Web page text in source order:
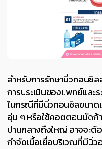
สำหรับการรักษานิ่วทอนซิ
การประเมินของแพทย์และ
ในกรณีที่มีนิ่วทอนซิลขนาด
อุ่น ๆ หรือใช้คอตตอนบัดก้
ปานกลางถึงใหญ่ อาจจะ
กำจัดเนื้อเยื่อบริเวณที่มีนิ่ว